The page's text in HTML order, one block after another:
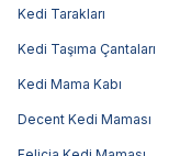
Kedi Tarakları
Kedi Taşıma Çantaları
Kedi Mama Kabı
Decent Kedi Maması